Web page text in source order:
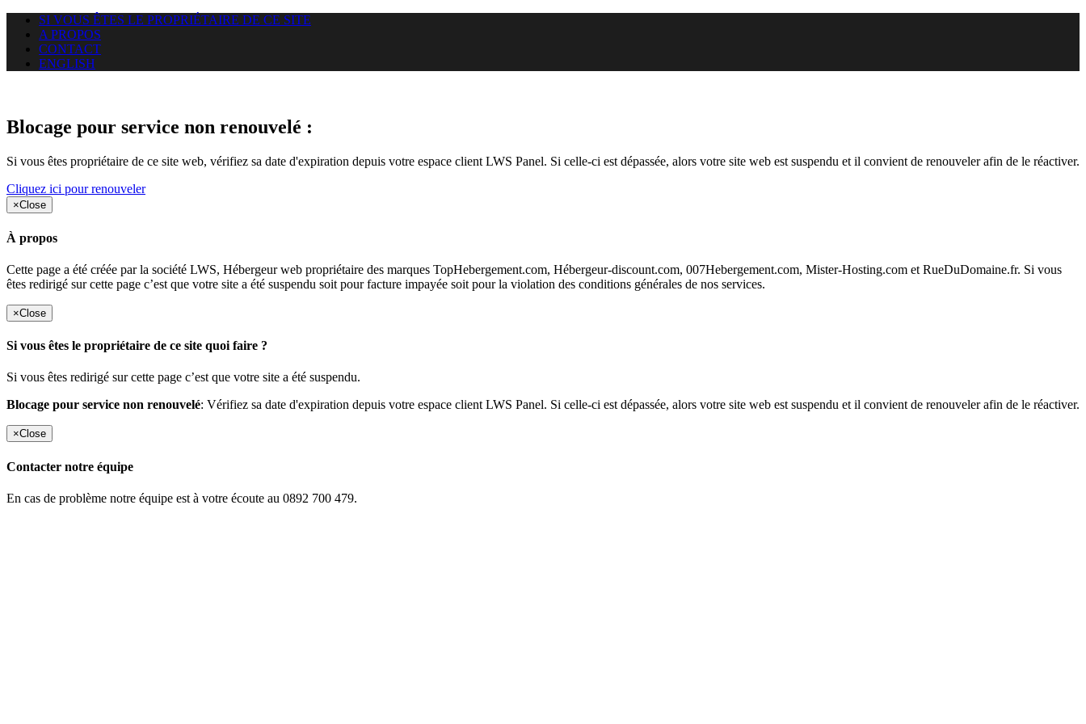
SI VOUS ÊTES LE PROPRIÉTAIRE DE CE SITE
A PROPOS
CONTACT
ENGLISH
Blocage pour service non renouvelé :
Si vous êtes propriétaire de ce site web, vérifiez sa date d'expiration depuis votre espace client LWS Panel. Si celle-ci est dépassée, alors votre site web est suspendu et il convient de renouveler afin de le réactiver.
Cliquez ici pour renouveler
×Close
À propos
Cette page a été créée par la société LWS, Hébergeur web propriétaire des marques TopHebergement.com, Hébergeur-discount.com, 007Hebergement.com, Mister-Hosting.com et RueDuDomaine.fr. Si vous
êtes redirigé sur cette page c’est que votre site a été suspendu soit pour facture impayée soit pour la violation des conditions générales de nos services.
×Close
Si vous êtes le propriétaire de ce site quoi faire ?
Si vous êtes redirigé sur cette page c’est que votre site a été suspendu.
Blocage pour service non renouvelé: Vérifiez sa date d'expiration depuis votre espace client LWS Panel. Si celle-ci est dépassée, alors votre site web est suspendu et il convient de renouveler afin de le réactiver.
×Close
Contacter notre équipe
En cas de problème notre équipe est à votre écoute au 0892 700 479.